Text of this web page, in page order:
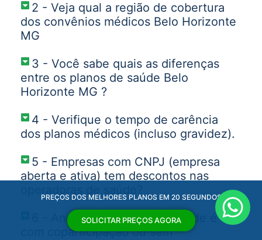
2 - Veja qual a região de cobertura
dos convênios médicos Belo Horizonte
MG
3 - Você sabe quais as diferenças
entre os planos de saúde Belo
Horizonte MG ?
4 - Verifique o tempo de carência
dos planos médicos (incluso gravidez).
5 - Empresas com CNPJ (empresa
aberta e ativa) tem descontos nas
6 - Analise se o plano de saúde é
com coparticipação ou sem
PREÇOS DOS MELHORES PLANOS EM 20 SEGUNDOS
SOLICITAR PREÇOS AGORA